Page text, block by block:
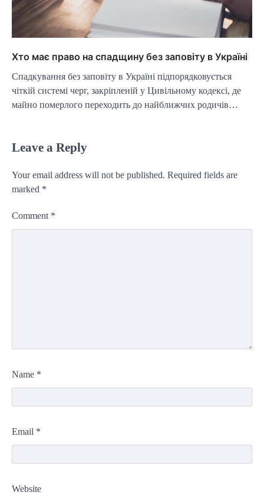
Хто має право на спадщину без заповіту в Україні
Спадкування без заповіту в Україні підпорядковується
чіткій системі черг, закріпленій у Цивільному кодексі, де
майно померлого переходить до найближчих родичів…
Leave a Reply
Your email address will not be published. Required fields are
marked *
Comment *
Name *
Email *
Website